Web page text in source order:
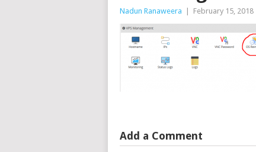
Nadun Ranaweera February 15, 2018
Add a Comment